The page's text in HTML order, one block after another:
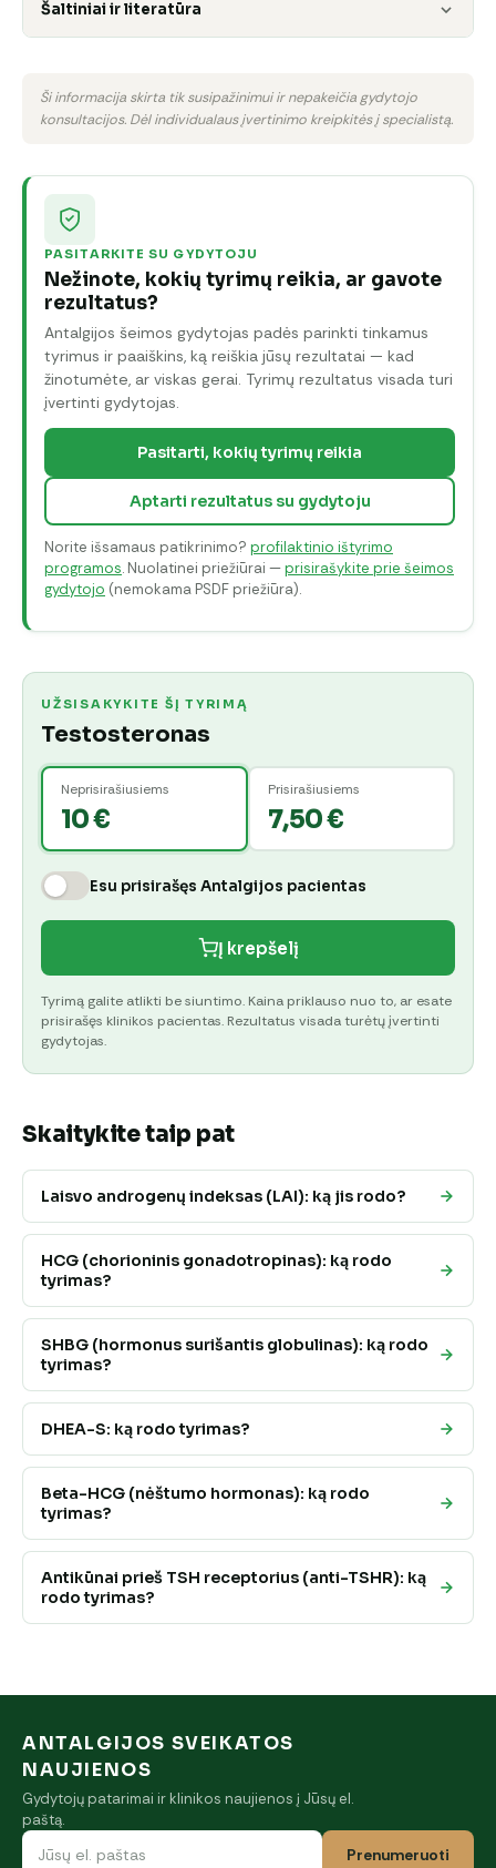
Šaltiniai ir literatūra
Ši informacija skirta tik susipažinimui ir nepakeičia gydytojo
konsultacijos. Dėl individualaus įvertinimo kreipkitės į specialistą.
PASITARKITE SU GYDYTOJU
Nežinote, kokių tyrimų reikia, ar gavote
rezultatus?
Antalgijos šeimos gydytojas padės parinkti tinkamus
tyrimus ir paaiškins, ką reiškia jūsų rezultatai — kad
žinotumėte, ar viskas gerai. Tyrimų rezultatus visada turi
įvertinti gydytojas.
Pasitarti, kokių tyrimų reikia
Aptarti rezultatus su gydytoju
Norite išsamaus patikrinimo? profilaktinio ištyrimo
programos. Nuolatinei priežiūrai —prisirašykite prie šeimos
gydytojo (nemokama PSDF priežiūra).
UŽSISAKYKITE ŠĮ TYRIMĄ
Testosteronas
Neprisirašiusiems
10 €
Prisirašiusiems
7,50 €
Esu prisirašęs Antalgijos pacientas
Į krepšelį
Tyrimą galite atlikti be siuntimo. Kaina priklauso nuo to, ar esate
prisirašęs klinikos pacientas. Rezultatus visada turėtų įvertinti
gydytojas.
Skaitykite taip pat
Laisvo androgenų indeksas (LAI): ką jis rodo?
HCG (chorioninis gonadotropinas): ką rodo
tyrimas?
SHBG (hormonus surišantis globulinas): ką rodo
tyrimas?
DHEA-S: ką rodo tyrimas?
Beta-HCG (nėštumo hormonas): ką rodo
tyrimas?
Antikūnai prieš TSH receptorius (anti-TSHR): ką
rodo tyrimas?
ANTALGIJOS SVEIKATOS
NAUJIENOS
Gydytojų patarimai ir klinikos naujienos į Jūsų el.
paštą.
Prenumeruoti